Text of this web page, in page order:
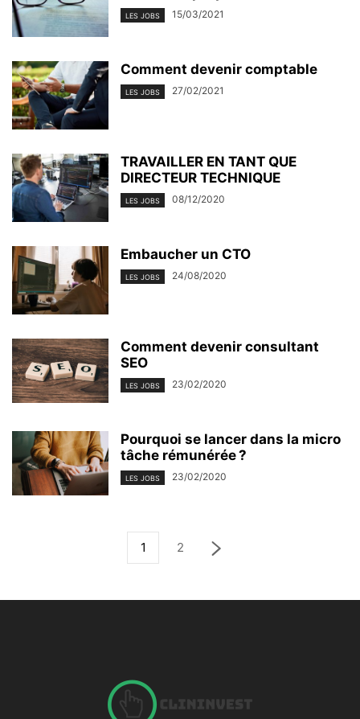
LES JOBS 15/03/2021
Comment devenir comptable
LES JOBS 27/02/2021
TRAVAILLER EN TANT QUE
DIRECTEUR TECHNIQUE
LES JOBS 08/12/2020
Embaucher un CTO
LES JOBS 24/08/2020
Comment devenir consultant
SEO
LES JOBS 23/02/2020
Pourquoi se lancer dans la micro
tâche rémunérée ?
LES JOBS 23/02/2020
1 2